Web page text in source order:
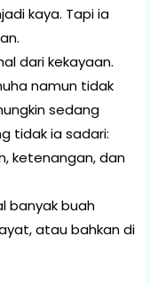
kaya. Tapi ia
dari kekayaan.
namun tidak
sedang
tidak ia sadari:
ketenangan, dan
banyak buah
atau bahkan di